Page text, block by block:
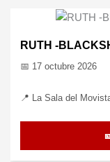
Ramoncín en
📅 22 oct 2026
📍 La Sala del